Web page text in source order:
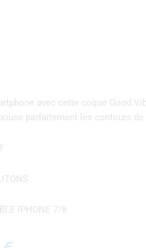
avec cette coque Good
parfaitement les contours
IPHONE 7/8